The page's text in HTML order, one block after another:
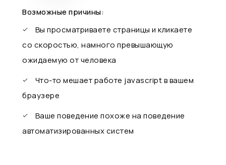
Возможные причины:
Вы просматриваете страницы и кликаете
со скоростью, намного превышающую
ожидаемую от человека
Что-то мешает работе javascript в вашем
браузере
Ваше поведение похоже на поведение
автоматизированных систем